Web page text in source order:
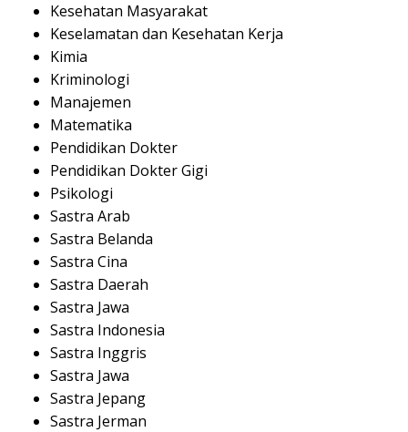
Kesehatan Masyarakat
Keselamatan dan Kesehatan Kerja
Kimia
Kriminologi
Manajemen
Matematika
Pendidikan Dokter
Pendidikan Dokter Gigi
Psikologi
Sastra Arab
Sastra Belanda
Sastra Cina
Sastra Daerah
Sastra Jawa
Sastra Indonesia
Sastra Inggris
Sastra Jawa
Sastra Jepang
Sastra Jerman